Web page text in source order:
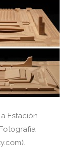
Estación